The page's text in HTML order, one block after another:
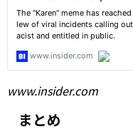
www.insider.com
まとめ